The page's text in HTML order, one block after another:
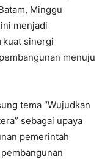
Minggu
menjadi
sinergi
menuju
tema “Wujudkan
sebagai upaya
pemerintah